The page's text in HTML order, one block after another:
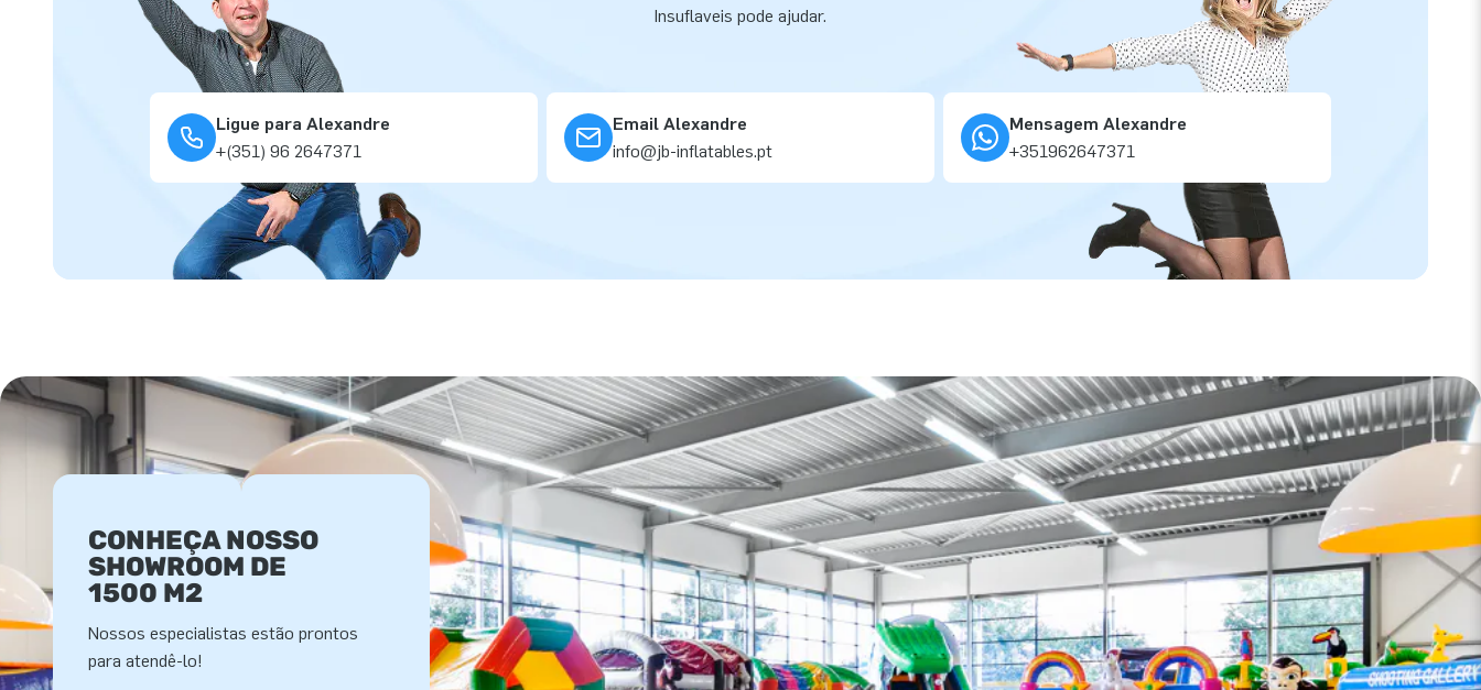
Insuflaveis pode ajudar.
Ligue para Alexandre
+(351) 96 2647371
Email Alexandre
info@jb-inflatables.pt
Mensagem Alexandre
+351962647371
CONHEÇA NOSSO
SHOWROOM DE
1500 M2
Nossos especialistas estão prontos
para atendê-lo!